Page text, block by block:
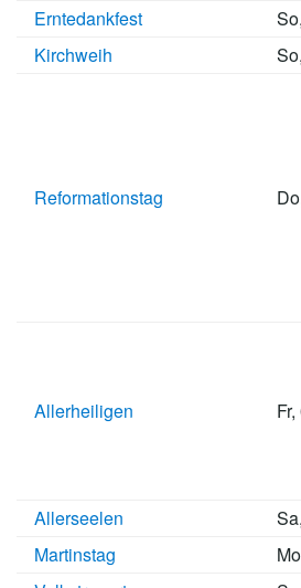
Erntedankfest
Kirchweih
Reformationstag
Allerheiligen
Allerseelen
Martinstag